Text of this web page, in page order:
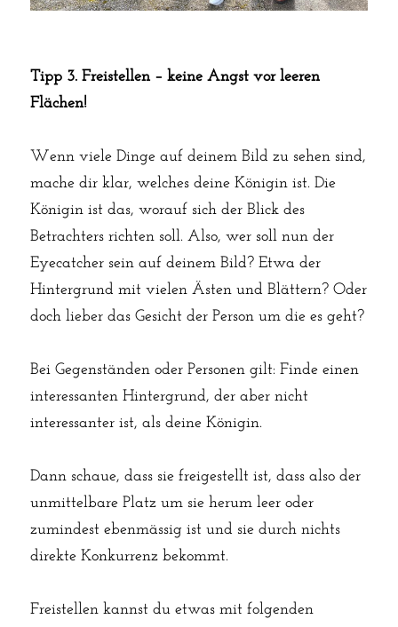
Tipp 3. Freistellen – keine Angst vor leeren
Flächen!
Wenn viele Dinge auf deinem Bild zu sehen sind,
mache dir klar, welches deine Königin ist. Die
Königin ist das, worauf sich der Blick des
Betrachters richten soll. Also, wer soll nun der
Eyecatcher sein auf deinem Bild? Etwa der
Hintergrund mit vielen Ästen und Blättern? Oder
doch lieber das Gesicht der Person um die es geht?
Bei Gegenständen oder Personen gilt: Finde einen
interessanten Hintergrund, der aber nicht
interessanter ist, als deine Königin.
Dann schaue, dass sie freigestellt ist, dass also der
unmittelbare Platz um sie herum leer oder
zumindest ebenmässig ist und sie durch nichts
direkte Konkurrenz bekommt.
Freistellen kannst du etwas mit folgenden